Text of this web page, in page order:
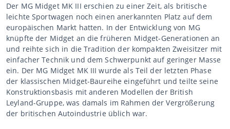
Der MG Midget MK III erschien zu einer Zeit, als britische
leichte Sportwagen noch einen anerkannten Platz auf dem
europäischen Markt hatten. In der Entwicklung von MG
knüpfte der Midget an die früheren Midget-Generationen an
und reihte sich in die Tradition der kompakten Zweisitzer mit
einfacher Technik und dem Schwerpunkt auf geringer Masse
ein. Der MG Midget MK III wurde als Teil der letzten Phase
der klassischen Midget-Baureihe eingeführt und teilte seine
Konstruktionsbasis mit anderen Modellen der British
Leyland-Gruppe, was damals im Rahmen der Vergrößerung
der britischen Autoindustrie üblich war.